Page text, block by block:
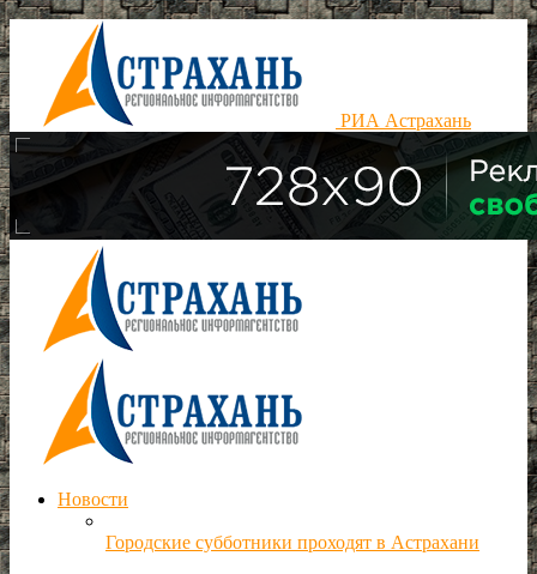
РИА Астрахань
Новости
Городские субботники проходят в Астрахани